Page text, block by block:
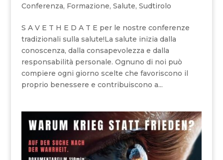
Conferenza, Formazione, Salute, Sudtirolo
S A V E T H E D A T E per le nostre conferenze
tradizionali sulla salute!La salute inizia dalla
conoscenza, dalla consapevolezza e dalla
responsabilità personale. Ognuno di noi può
compiere ogni giorno scelte che favoriscono il
proprio benessere e contribuiscono a...